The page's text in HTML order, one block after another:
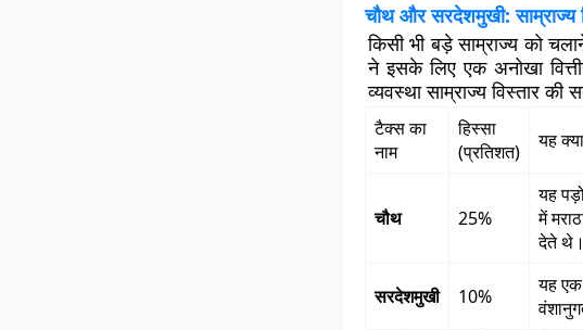
चौथ और सरदेशमुखी: साम्राज्य
किसी भी बड़े साम्राज्य को
ने इसके लिए एक अनोखा
व्यवस्था साम्राज्य विस्तार की
टैक्स का
नाम
हिस्सा
(प्रतिशत)
यह
चौथ 25%
यह
में
देते थे।
सरदेशमुखी 10%
यह